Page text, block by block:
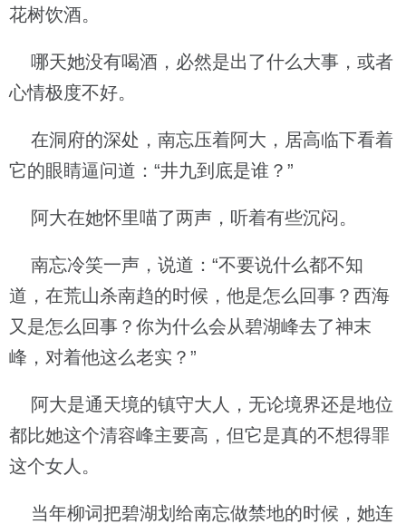
花树饮酒。
哪天她没有喝酒，必然是出了什么大事，或者
心情极度不好。
在洞府的深处，南忘压着阿大，居高临下看着
它的眼睛逼问道：“井九到底是谁？”
阿大在她怀里喵了两声，听着有些沉闷。
南忘冷笑一声，说道：“不要说什么都不知
道，在荒山杀南趋的时候，他是怎么回事？西海
又是怎么回事？你为什么会从碧湖峰去了神末
峰，对着他这么老实？”
阿大是通天境的镇守大人，无论境界还是地位
都比她这个清容峰主要高，但它是真的不想得罪
这个女人。
当年柳词把碧湖划给南忘做禁地的时候，她连